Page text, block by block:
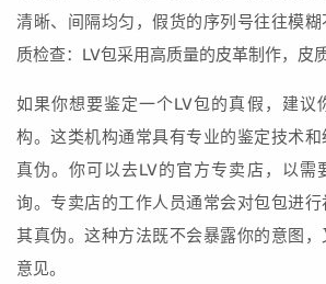
清晰、间隔均匀，假货的序列号往往模
质检查：LV包采用高质量的皮革制作，皮
如果你想要鉴定一个LV包的真假，建议
构。这类机构通常具有专业的鉴定技术和
真伪。你可以去LV的官方专卖店，以需
询。专卖店的工作人员通常会对包包进
其真伪。这种方法既不会暴露你的意图
意见。